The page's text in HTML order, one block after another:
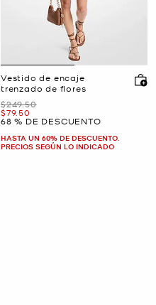
Vestido de encaje
trenzado de flores
Era
$249.50
Ahora
$79.50
68 % DE DESCUENTO
HASTA UN 60% DE DESCUENTO.
PRECIOS SEGÚN LO INDICADO